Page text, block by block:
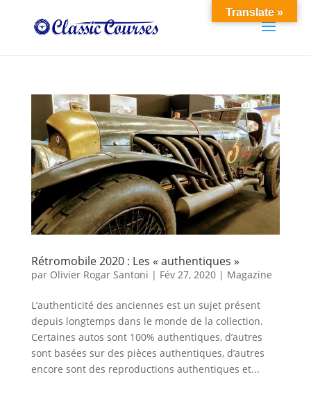
Rétromobile 2020 : Les « authentiques »
par Olivier Rogar Santoni | Fév 27, 2020| Magazine
L’authenticité des anciennes est un sujet présent
depuis longtemps dans le monde de la collection.
Certaines autos sont 100% authentiques, d’autres
sont basées sur des pièces authentiques, d’autres
encore sont des reproductions authentiques et...
Translate »